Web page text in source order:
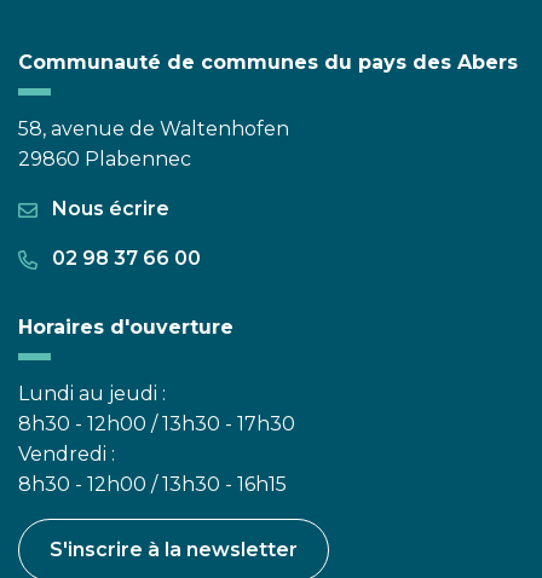
Communauté de communes du pays des Abers
58, avenue de Waltenhofen
29860 Plabennec
Nous écrire
02 98 37 66 00
Horaires d'ouverture
Lundi au jeudi :
8h30 - 12h00 / 13h30 - 17h30
Vendredi :
8h30 - 12h00 / 13h30 - 16h15
S'inscrire à la newsletter